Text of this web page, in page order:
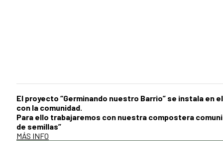
El proyecto “Germinando nuestro Barrio” se instala en
con la comunidad.
Para ello trabajaremos con nuestra compostera
de semillas”
MÁS INFO